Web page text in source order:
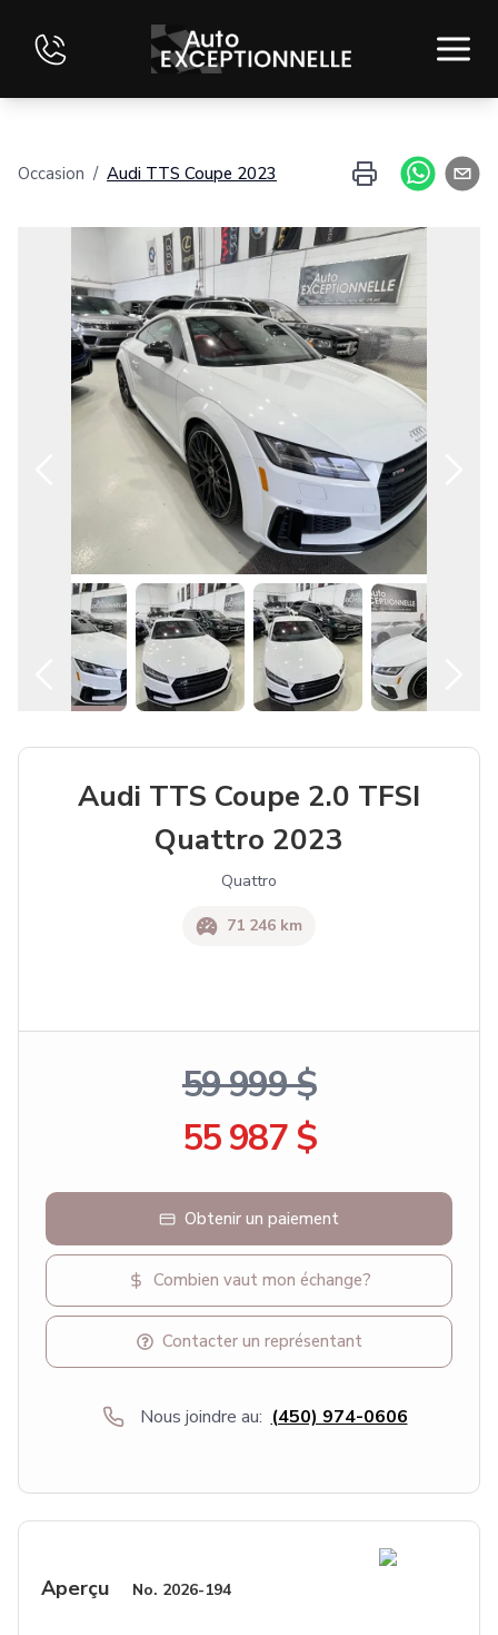
FINANCEMENT
ÉVALUEZ VOTRE ÉCHANGE
CONTACT
ENGLISH
Occasion / Audi TTS Coupe 2023
Audi TTS Coupe 2.0 TFSI
Quattro 2023
Quattro
71 246 km
59 999 $
55 987 $
Obtenir un paiement
Combien vaut mon échange?
Contacter un représentant
Nous joindre au: (450) 974-0606
Aperçu No. 2026-194